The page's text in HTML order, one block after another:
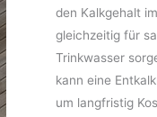
den Kalkgehalt
gleichzeitig für
Trinkwasser
kann eine
um langfristig